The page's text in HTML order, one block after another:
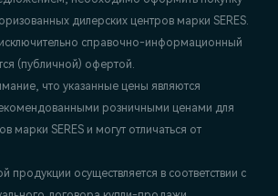
дилерских центров марки SERES.
справочно-информационный
(публичной) офертой.
что указанные цены являются
розничными ценами для
марки SERES и могут отличаться от
продукции осуществляется в соответствии с